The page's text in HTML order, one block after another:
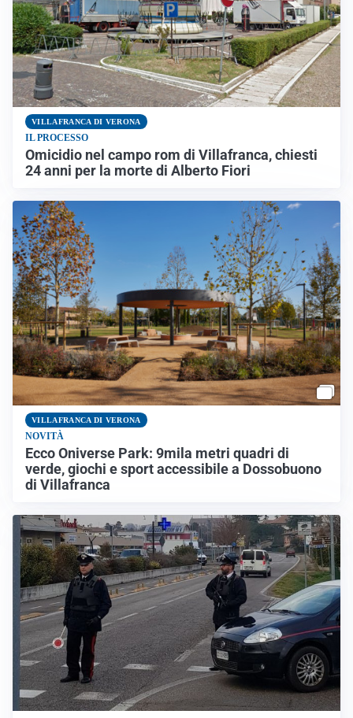
VILLAFRANCA DI VERONA
IL PROCESSO
Omicidio nel campo rom di Villafranca, chiesti
24 anni per la morte di Alberto Fiori
VILLAFRANCA DI VERONA
NOVITÀ
Ecco Oniverse Park: 9mila metri quadri di
verde, giochi e sport accessibile a Dossobuono
di Villafranca